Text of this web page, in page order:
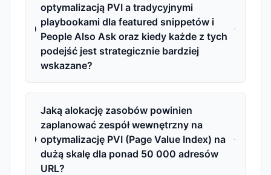
optymalizacją PVI a tradycyjnymi
playbookami dla featured snippetów i
People Also Ask oraz kiedy każde z tych
podejść jest strategicznie bardziej
wskazane?
Jaką alokację zasobów powinien
zaplanować zespół wewnętrzny na
optymalizację PVI (Page Value Index) na
dużą skalę dla ponad 50 000 adresów
URL?